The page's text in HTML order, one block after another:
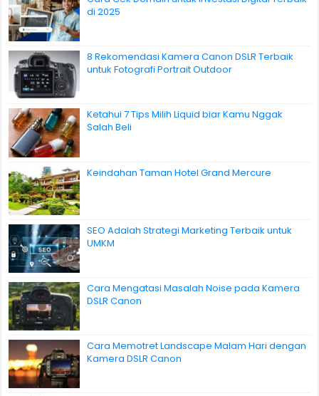
di 2025
8 Rekomendasi Kamera Canon DSLR Terbaik
untuk Fotografi Portrait Outdoor
Ketahui 7 Tips Milih Liquid biar Kamu Nggak
Salah Beli
Keindahan Taman Hotel Grand Mercure
SEO Adalah Strategi Marketing Terbaik untuk
UMKM
Cara Mengatasi Masalah Noise pada Kamera
DSLR Canon
Cara Memotret Landscape Malam Hari dengan
Kamera DSLR Canon